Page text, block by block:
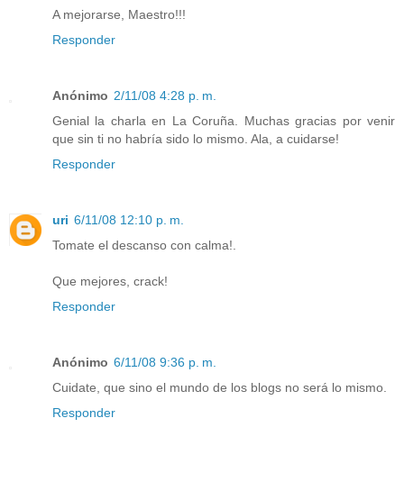
A mejorarse, Maestro!!!
Responder
Anónimo 2/11/08 4:28 p. m.
Genial la charla en La Coruña. Muchas gracias por venir
que sin ti no habría sido lo mismo. Ala, a cuidarse!
Responder
uri 6/11/08 12:10 p. m.
Tomate el descanso con calma!.
Que mejores, crack!
Responder
Anónimo 6/11/08 9:36 p. m.
Cuidate, que sino el mundo de los blogs no será lo mismo.
Responder